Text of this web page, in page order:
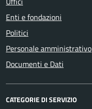
Enti e fondazioni
Politici
Personale amministrativo
Documenti e Dati
CATEGORIE DI SERVIZIO